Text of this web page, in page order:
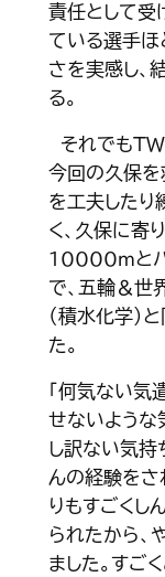
責任として受
ている選手ほ
さを実感し、
る。
それでも
今回の久保を
を工夫したり
く、久保に寄
10000ｍとハ
で、五輪＆世
（積水化学）
た。
「何気ない
せないような
し訳ない気持
んの経験をさ
りもすごくし
られたから、
ました。すご